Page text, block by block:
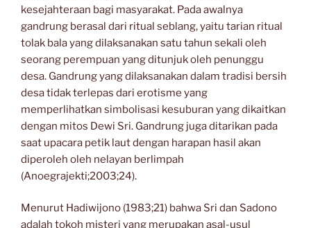
kesejahteraan bagi masyarakat. Pada awalnya
gandrung berasal dari ritual seblang, yaitu tarian ritual
tolak bala yang dilaksanakan satu tahun sekali oleh
seorang perempuan yang ditunjuk oleh penunggu
desa. Gandrung yang dilaksanakan dalam tradisi bersih
desa tidak terlepas dari erotisme yang
memperlihatkan simbolisasi kesuburan yang dikaitkan
dengan mitos Dewi Sri. Gandrung juga ditarikan pada
saat upacara petik laut dengan harapan hasil akan
diperoleh oleh nelayan berlimpah
(Anoegrajekti;2003;24).
Menurut Hadiwijono (1983;21) bahwa Sri dan Sadono
adalah tokoh misteri yang merupakan asal-usul